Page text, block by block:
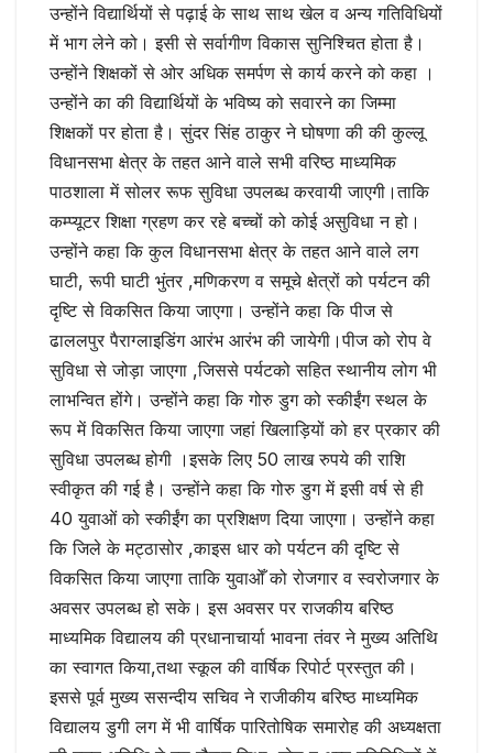
उन्होंने विद्यार्थियों से पढ़ाई के साथ साथ खेल व अन्य गतिविधियों
में भाग लेने को। इसी से सर्वागीण विकास सुनिश्चित होता है।
उन्होंने शिक्षकों से ओर अधिक समर्पण से कार्य करने को कहा ।
उन्होंने का की विद्यार्थियों के भविष्य को सवारने का जिम्मा
शिक्षकों पर होता है। सुंदर सिंह ठाकुर ने घोषणा की की कुल्लू
विधानसभा क्षेत्र के तहत आने वाले सभी वरिष्ठ माध्यमिक
पाठशाला में सोलर रूफ सुविधा उपलब्ध करवायी जाएगी।ताकि
कम्प्यूटर शिक्षा ग्रहण कर रहे बच्चों को कोई असुविधा न हो।
उन्होंने कहा कि कुल विधानसभा क्षेत्र के तहत आने वाले लग
घाटी, रूपी घाटी भुंतर ,मणिकरण व समूचे क्षेत्रों को पर्यटन की
दृष्टि से विकसित किया जाएगा। उन्होंने कहा कि पीज से
ढाललपुर पैराग्लाइडिंग आरंभ आरंभ की जायेगी।पीज को रोप वे
सुविधा से जोड़ा जाएगा ,जिससे पर्यटको सहित स्थानीय लोग भी
लाभन्वित होंगे। उन्होंने कहा कि गोरु डुग को स्कीईंग स्थल के
रूप में विकसित किया जाएगा जहां खिलाड़ियों को हर प्रकार की
सुविधा उपलब्ध होगी ।इसके लिए 50 लाख रुपये की राशि
स्वीकृत की गई है। उन्होंने कहा कि गोरु डुग में इसी वर्ष से ही
40 युवाओं को स्कीईंग का प्रशिक्षण दिया जाएगा। उन्होंने कहा
कि जिले के मट्ठासोर ,काइस धार को पर्यटन की दृष्टि से
विकसित किया जाएगा ताकि युवाओँ को रोजगार व स्वरोजगार के
अवसर उपलब्ध हो सके। इस अवसर पर राजकीय बरिष्ठ
माध्यमिक विद्यालय की प्रधानाचार्या भावना तंवर ने मुख्य अतिथि
का स्वागत किया,तथा स्कूल की वार्षिक रिपोर्ट प्रस्तुत की।
इससे पूर्व मुख्य ससन्दीय सचिव ने राजीकीय बरिष्ठ माध्यमिक
विद्यालय डुगी लग में भी वार्षिक पारितोषिक समारोह की अध्यक्षता